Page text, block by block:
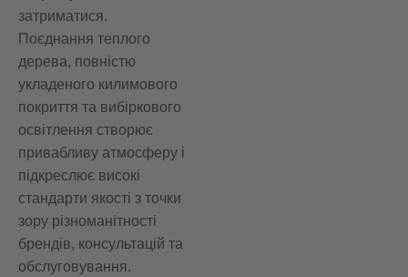
затриматися.
Поєднання теплого
дерева, повністю
укладеного килимового
покриття та вибіркового
освітлення створює
привабливу атмосферу і
підкреслює високі
стандарти якості з точки
зору різноманітності
брендів, консультацій та
обслуговування.